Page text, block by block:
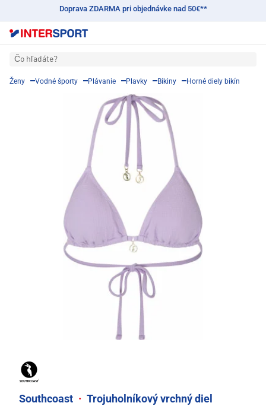
Doprava ZDARMA pri objednávke nad 50€**
Čo hľadáte?
Ženy Vodné športy Plávanie Plavky Bikiny Horné diely bikín
Southcoast · Trojuholníkový vrchný diel